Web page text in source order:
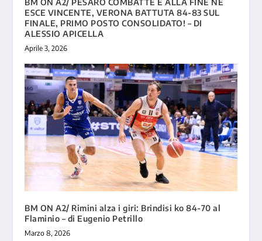
ESCE VINCENTE, VERONA BATTUTA 84-83 SUL
FINALE, PRIMO POSTO CONSOLIDATO! – DI
ALESSIO APICELLA
Aprile 3, 2026
BM ON A2/ Rimini alza i giri: Brindisi ko 84-70 al
Flaminio – di Eugenio Petrillo
Marzo 8, 2026